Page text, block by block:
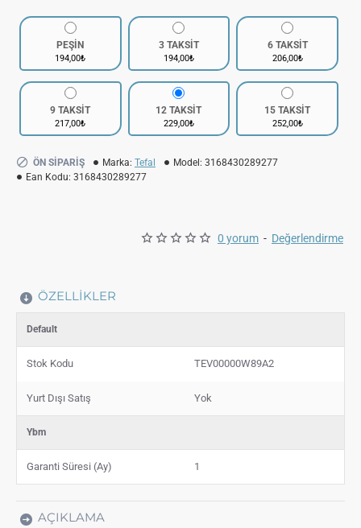
0 yorum - Değerlendirme
PEŞİN
194,00₺
3 TAKSİT
194,00₺
6 TAKSİT
206,00₺
9 TAKSİT
217,00₺
12 TAKSİT
229,00₺
15 TAKSİT
252,00₺
ÖN SIPARIŞ Marka: Tefal Model: 3168430289277
Ean Kodu: 3168430289277
ÖZELLIKLER
Default
Stok Kodu TEV00000W89A2
Yurt Dışı Satış Yok
Ybm
Garanti Süresi (Ay) 1
AÇIKLAMA